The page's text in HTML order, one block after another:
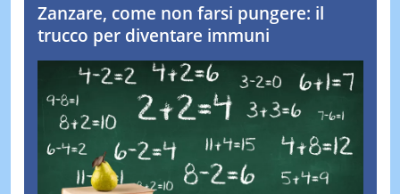
Zanzare, come non farsi pungere: il
trucco per diventare immuni